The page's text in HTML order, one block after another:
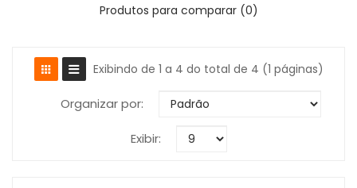
Produtos para comparar (0)
Exibindo de 1 a 4 do total de 4 (1 páginas)
Organizar por:
Exibir: